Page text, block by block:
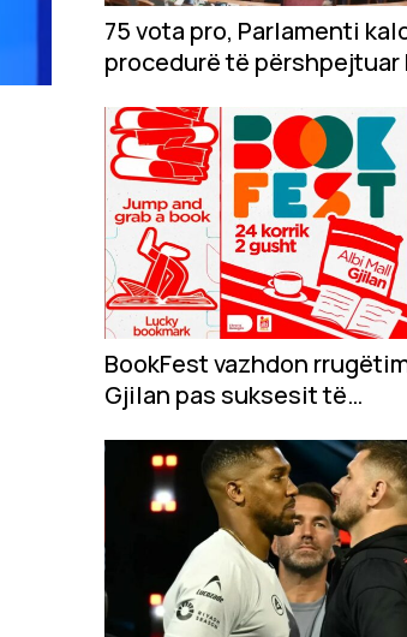
75 vota pro, Parlamenti
procedurë të përshpejtuar
BookFest vazhdon
Gjilan pas suksesit të